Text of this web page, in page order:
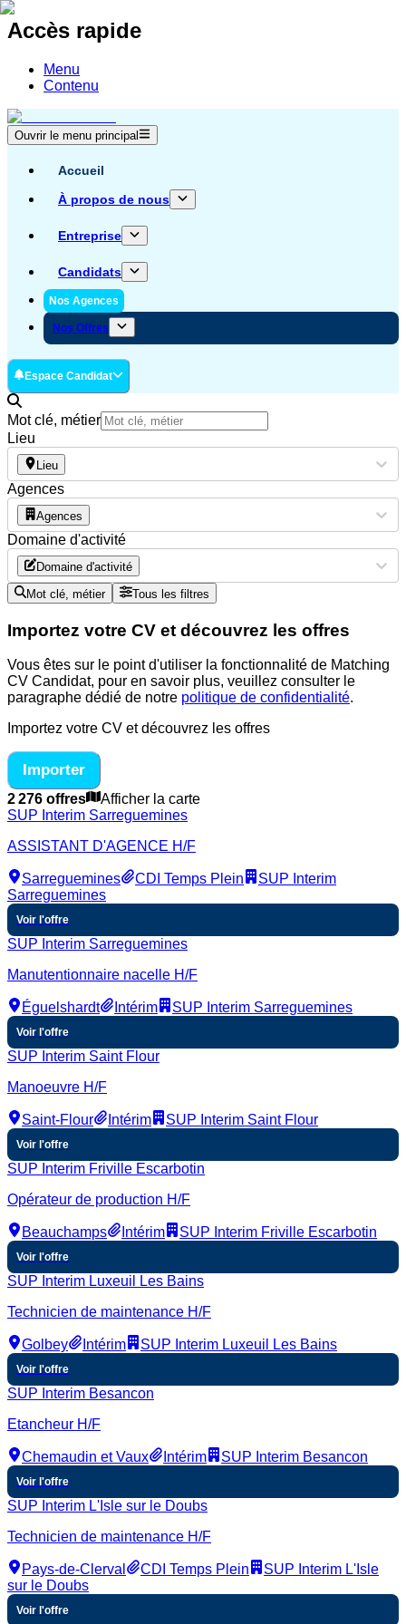
Accès rapide
Menu
Contenu
Ouvrir le menu principal
Accueil
À propos de nous
Entreprise
Candidats
Nos Agences
Nos Offres
Espace Candidat
Mot clé, métier
Lieu
Lieu
Agences
Agences
Domaine d'activité
Domaine d'activité
Mot clé, métier Tous les filtres
Importez votre CV et découvrez les offres
Vous êtes sur le point d'utiliser la fonctionnalité de Matching
CV Candidat, pour en savoir plus, veuillez consulter le
paragraphe dédié de notre politique de confidentialité.
Importez votre CV et découvrez les offres
Importer
2 276 offres
Afficher la carte
SUP Interim Sarreguemines
ASSISTANT D'AGENCE H/F
Sarreguemines CDI Temps Plein
SUP Interim
Sarreguemines
Voir l'offre
SUP Interim Sarreguemines
Manutentionnaire nacelle H/F
Éguelshardt Intérim SUP Interim Sarreguemines
Voir l'offre
SUP Interim Saint Flour
Manoeuvre H/F
Saint-Flour Intérim SUP Interim Saint Flour
Voir l'offre
SUP Interim Friville Escarbotin
Opérateur de production H/F
Beauchamps Intérim SUP Interim Friville Escarbotin
Voir l'offre
SUP Interim Luxeuil Les Bains
Technicien de maintenance H/F
Golbey Intérim SUP Interim Luxeuil Les Bains
Voir l'offre
SUP Interim Besancon
Etancheur H/F
Chemaudin et Vaux Intérim SUP Interim Besancon
Voir l'offre
SUP Interim L'Isle sur le Doubs
Technicien de maintenance H/F
Pays-de-Clerval CDI Temps Plein
SUP Interim L'Isle
sur le Doubs
Voir l'offre